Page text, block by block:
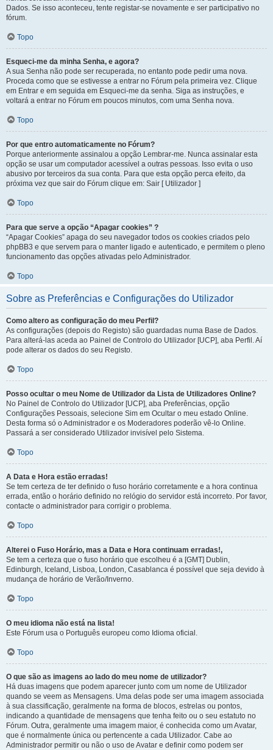
Dados. Se isso aconteceu, tente registar-se novamente e ser participativo no
fórum.
Topo
Esqueci-me da minha Senha, e agora?
A sua Senha não pode ser recuperada, no entanto pode pedir uma nova.
Proceda como que se estivesse a entrar no Fórum pela primeira vez. Clique
em Entrar e em seguida em Esqueci-me da senha. Siga as instruções, e
voltará a entrar no Fórum em poucos minutos, com uma Senha nova.
Topo
Por que entro automaticamente no Fórum?
Porque anteriormente assinalou a opção Lembrar-me. Nunca assinalar esta
opção se usar um computador acessível a outras pessoas. Isso evita o uso
abusivo por terceiros da sua conta. Para que esta opção perca efeito, da
próxima vez que sair do Fórum clique em: Sair [ Utilizador ]
Topo
Para que serve a opção “Apagar cookies” ?
“Apagar Cookies” apaga do seu navegador todos os cookies criados pelo
phpBB3 e que servem para o manter ligado e autenticado, e permitem o pleno
funcionamento das opções ativadas pelo Administrador.
Topo
Sobre as Preferências e Configurações do Utilizador
Como altero as configuração do meu Perfil?
As configurações (depois do Registo) são guardadas numa Base de Dados.
Para alterá-las aceda ao Painel de Controlo do Utilizador [UCP], aba Perfil. Aí
pode alterar os dados do seu Registo.
Topo
Posso ocultar o meu Nome de Utilizador da Lista de Utilizadores Online?
No Painel de Controlo do Utilizador [UCP], aba Preferências, opção
Configurações Pessoais, selecione Sim em Ocultar o meu estado Online.
Desta forma só o Administrador e os Moderadores poderão vê-lo Online.
Passará a ser considerado Utilizador invisível pelo Sistema.
Topo
A Data e Hora estão erradas!
Se tem certeza de ter definido o fuso horário corretamente e a hora continua
errada, então o horário definido no relógio do servidor está incorreto. Por favor,
contacte o administrador para corrigir o problema.
Topo
Alterei o Fuso Horário, mas a Data e Hora continuam erradas!,
Se tem a certeza que o fuso horário que escolheu é a [GMT] Dublin,
Edinburgh, Iceland, Lisboa, London, Casablanca é possível que seja devido à
mudança de horário de Verão/Inverno.
Topo
O meu idioma não está na lista!
Este Fórum usa o Português europeu como Idioma oficial.
Topo
O que são as imagens ao lado do meu nome de utilizador?
Há duas imagens que podem aparecer junto com um nome de Utilizador
quando se veem as Mensagens. Uma delas pode ser uma imagem associada
à sua classificação, geralmente na forma de blocos, estrelas ou pontos,
indicando a quantidade de mensagens que tenha feito ou o seu estatuto no
Fórum. Outra, geralmente uma imagem maior, é conhecida como um Avatar,
que é normalmente única ou pertencente a cada Utilizador. Cabe ao
Administrador permitir ou não o uso de Avatar e definir como podem ser